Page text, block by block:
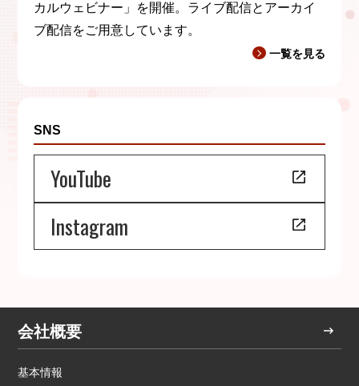
カルウェビナー」を開催。ライブ配信とアーカイ
ブ配信をご用意しています。
一覧を見る
SNS
YouTube
Instagram
会社概要
基本情報